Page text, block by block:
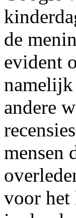
de
evident
andere
mensen
voor het